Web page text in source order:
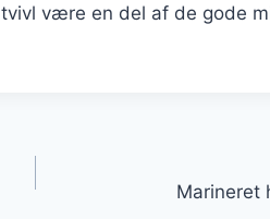
være en del af de gode
Marineret